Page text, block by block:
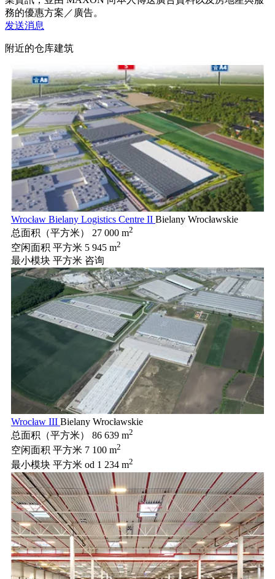
務的優惠方案／廣告。
发送消息
附近的仓库建筑
Wrocław Bielany Logistics Centre II Bielany Wrocławskie
总面积（平方米）
27 000 m2
空闲面积 平方米 5 945 m2
最小模块 平方米 咨询
Wrocław III Bielany Wrocławskie
总面积（平方米）
86 639 m2
空闲面积 平方米 7 100 m2
最小模块 平方米 od 1 234 m2